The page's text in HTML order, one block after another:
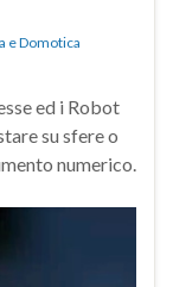
e Domotica
ed i Robot
su sfere o
numerico.